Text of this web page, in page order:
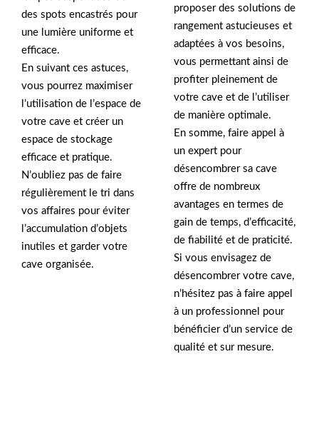
des spots encastrés pour
une lumière uniforme et
efficace.
En suivant ces astuces,
vous pourrez maximiser
l’utilisation de l’espace de
votre cave et créer un
espace de stockage
efficace et pratique.
N’oubliez pas de faire
régulièrement le tri dans
vos affaires pour éviter
l’accumulation d’objets
inutiles et garder votre
cave organisée.
proposer des solutions de
rangement astucieuses et
adaptées à vos besoins,
vous permettant ainsi de
profiter pleinement de
votre cave et de l’utiliser
de manière optimale.
En somme, faire appel à
un expert pour
désencombrer sa cave
offre de nombreux
avantages en termes de
gain de temps, d’efficacité,
de fiabilité et de praticité.
Si vous envisagez de
désencombrer votre cave,
n’hésitez pas à faire appel
à un professionnel pour
bénéficier d’un service de
qualité et sur mesure.